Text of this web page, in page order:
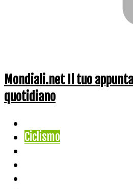
Mondiali.net Il tuo
quotidiano
Ciclismo